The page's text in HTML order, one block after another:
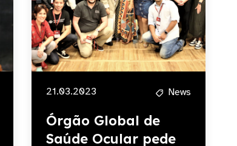
21.03.2023 News
Órgão Global de
Saúde Ocular pede